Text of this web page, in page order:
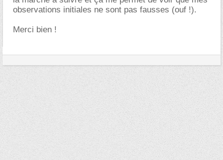
observations initiales ne sont pas fausses (ouf !).
Merci bien !